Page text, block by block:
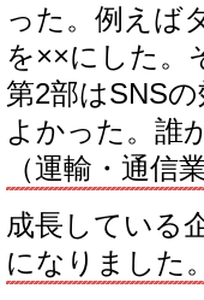
った。例えば
を××にした
第2部はSNS
よかった。誰
（運輸・通信
成長している
になりました